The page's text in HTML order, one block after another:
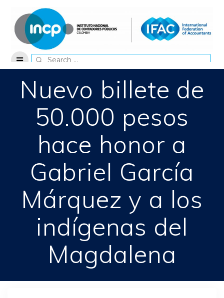
content
Search
for:
Nuevo billete de
50.000 pesos
hace honor a
Gabriel García
Márquez y a los
indígenas del
Magdalena